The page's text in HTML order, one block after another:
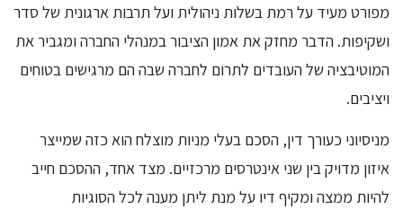
מפורט מעיד על רמת בשלות ניהולית ועל תרבות ארגונית של סדר
ושקיפות. הדבר מחזק את אמון הציבור במנהלי החברה ומגביר את
המוטיבציה של העובדים לתרום לחברה שבה הם מרגישים בטוחים
ויציבים.
מניסיוני כעורך דין, הסכם בעלי מניות מוצלח הוא כזה שמייצר
איזון מדויק בין שני אינטרסים מרכזיים. מצד אחד, ההסכם חייב
להיות ממצה ומקיף דיו על מנת ליתן מענה לכל הסוגיות